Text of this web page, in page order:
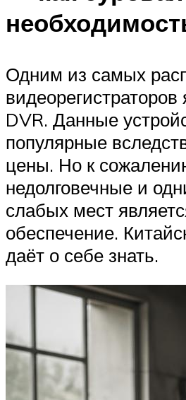
Одним из самых
видеорегистраторов
DVR. Данные
популярные
цены. Но к
недолговечные и
слабых мест
обеспечение.
даёт о себе знать.